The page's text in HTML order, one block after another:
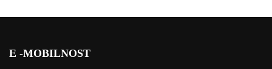
E -MOBILNOST